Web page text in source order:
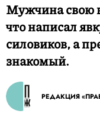
Мужчина свою
что написал
силовиков, а
знакомый.
РЕДАКЦИЯ